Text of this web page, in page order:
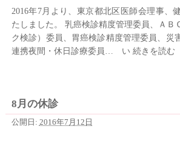
2016年7月より、東京都北区医師会理事、
たしました。 乳癌検診精度管理委員、ＡＢ
ク検診）委員、胃癌検診精度管理委員、災
連携夜間・休日診療委員… い 続きを読む
8月の休診
公開日: 2016年7月12日